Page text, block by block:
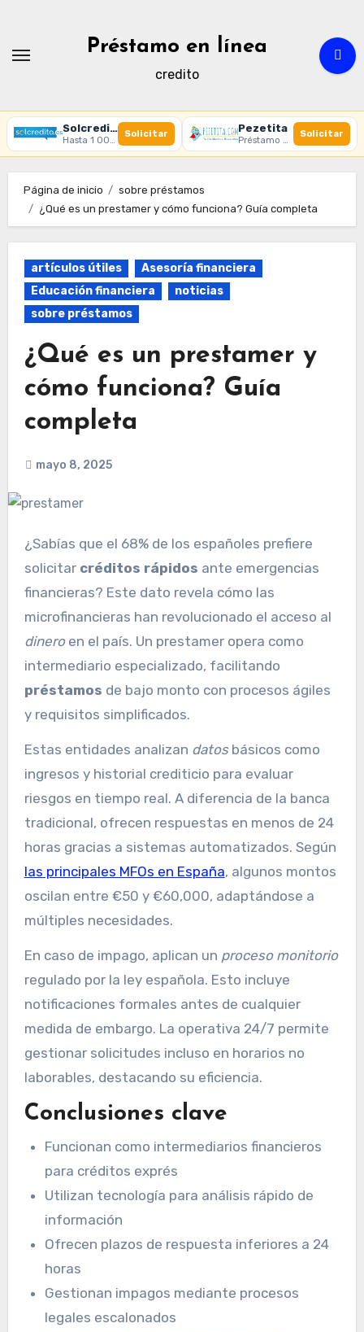
contenido
Préstamo en línea
credito
Solcredito
Hasta 1 000 € · 30 días · 100% online
Solicitar Pezetita
Préstamo online · Aprobación rápida
Solicitar
Página de inicio
sobre préstamos
¿Qué es un prestamer y cómo funciona? Guía completa
artículos útiles
Asesoría financiera
Educación financiera
noticias
sobre préstamos
¿Qué es un prestamer y
cómo funciona? Guía
completa
mayo 8, 2025
¿Sabías que el 68% de los españoles prefiere
solicitar créditos rápidos ante emergencias
financieras? Este dato revela cómo las
microfinancieras han revolucionado el acceso al
dineroen el país. Un prestamer opera como
intermediario especializado, facilitando
préstamos de bajo monto con procesos ágiles
y requisitos simplificados.
Estas entidades analizan datosbásicos como
ingresos y historial crediticio para evaluar
riesgos en tiempo real. A diferencia de la banca
tradicional, ofrecen respuestas en menos de 24
horas gracias a sistemas automatizados. Según
las principales MFOs en España, algunos montos
oscilan entre €50 y €60,000, adaptándose a
múltiples necesidades.
En caso de impago, aplican un proceso monitorio
regulado por la ley española. Esto incluye
notificaciones formales antes de cualquier
medida de embargo. La operativa 24/7 permite
gestionar solicitudes incluso en horarios no
laborables, destacando su eficiencia.
Conclusiones clave
Funcionan como intermediarios financieros
para créditos exprés
Utilizan tecnología para análisis rápido de
información
Ofrecen plazos de respuesta inferiores a 24
horas
Gestionan impagos mediante procesos
legales escalonados